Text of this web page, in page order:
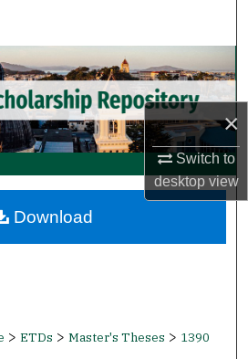
×
Switch to
desktopview
Collections
Account
About
Network™
> ETDs > Master's Theses > 1390
Download